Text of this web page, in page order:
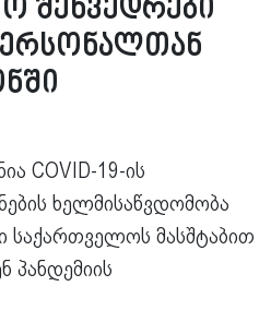
შეხვედრები
COVID-19-ის
ხელმისაწვდომობა
საქართველოს მასშტაბით
პანდემიის